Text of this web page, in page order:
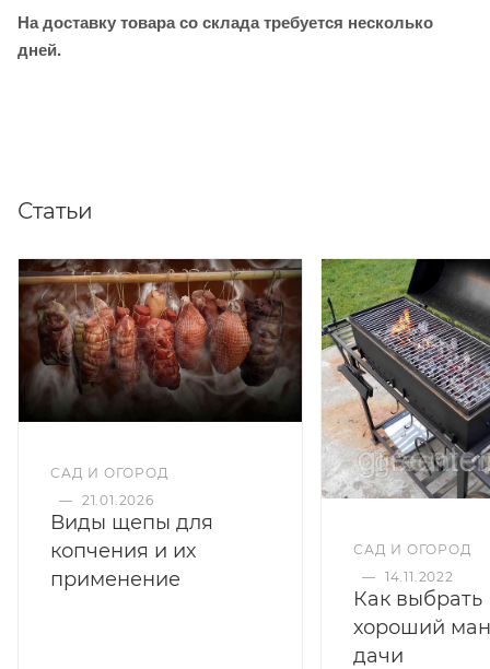
На доставку товара со склада требуется несколько
дней.
Статьи
САД И ОГОРОД
— 21.01.2026
Виды щепы для
копчения и их
применение
САД И ОГОРОД
— 14.11.2022
Как выбрать
хороший
дачи